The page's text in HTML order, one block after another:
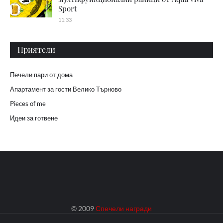
Sport
11:33
Приятели
Печели пари от дома
Апартамент за гости Велико Търново
Pieces of me
Идеи за готвене
© 2009Спечели награди